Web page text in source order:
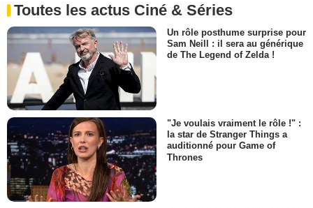
Toutes les actus Ciné & Séries
Un rôle posthume surprise pour
Sam Neill : il sera au générique
de The Legend of Zelda !
"Je voulais vraiment le rôle !" :
la star de Stranger Things a
auditionné pour Game of
Thrones